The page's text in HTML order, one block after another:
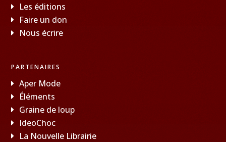
Les éditions
Faire un don
Nous écrire
PARTENAIRES
Aper Mode
Éléments
Graine de loup
IdeoChoc
La Nouvelle Librairie